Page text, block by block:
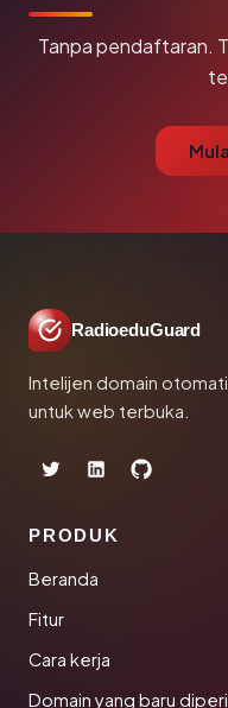
Tanpa pendaftaran.
RadioeduGuard
Intelijen domain
untuk web terbuka.
PRODUK
Beranda
Fitur
Cara kerja
Domain yang baru